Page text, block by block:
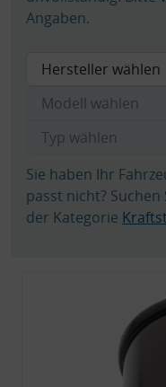
Angaben.
Sie haben Ihr
passt nicht?
der Kategorie